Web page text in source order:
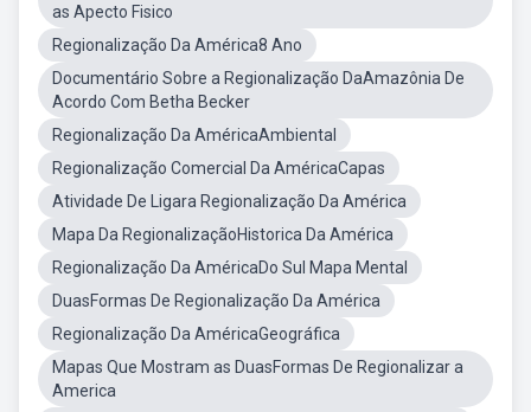
as Apecto Fisico
Regionalização Da América8 Ano
Documentário Sobre a Regionalização DaAmazônia De
Acordo Com Betha Becker
Regionalização Da AméricaAmbiental
Regionalização Comercial Da AméricaCapas
Atividade De Ligara Regionalização Da América
Mapa Da RegionalizaçãoHistorica Da América
Regionalização Da AméricaDo Sul Mapa Mental
DuasFormas De Regionalização Da América
Regionalização Da AméricaGeográfica
Mapas Que Mostram as DuasFormas De Regionalizar a
America